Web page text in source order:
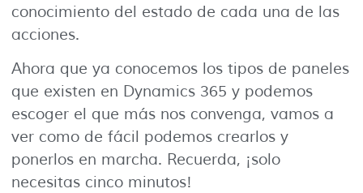
conocimiento del estado de cada una de las
acciones.
Ahora que ya conocemos los tipos de paneles
que existen en Dynamics 365 y podemos
escoger el que más nos convenga, vamos a
ver como de fácil podemos crearlos y
ponerlos en marcha. Recuerda, ¡solo
necesitas cinco minutos!